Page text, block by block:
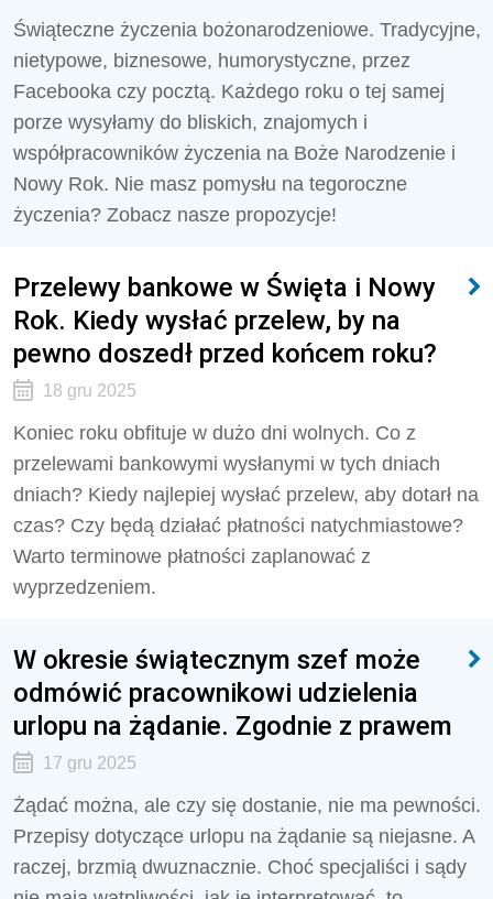
Świąteczne życzenia bożonarodzeniowe. Tradycyjne,
nietypowe, biznesowe, humorystyczne, przez
Facebooka czy pocztą. Każdego roku o tej samej
porze wysyłamy do bliskich, znajomych i
współpracowników życzenia na Boże Narodzenie i
Nowy Rok. Nie masz pomysłu na tegoroczne
życzenia? Zobacz nasze propozycje!
Przelewy bankowe w Święta i Nowy
Rok. Kiedy wysłać przelew, by na
pewno doszedł przed końcem roku?
18 gru 2025
Koniec roku obfituje w dużo dni wolnych. Co z
przelewami bankowymi wysłanymi w tych dniach
dniach? Kiedy najlepiej wysłać przelew, aby dotarł na
czas? Czy będą działać płatności natychmiastowe?
Warto terminowe płatności zaplanować z
wyprzedzeniem.
W okresie świątecznym szef może
odmówić pracownikowi udzielenia
urlopu na żądanie. Zgodnie z prawem
17 gru 2025
Żądać można, ale czy się dostanie, nie ma pewności.
Przepisy dotyczące urlopu na żądanie są niejasne. A
raczej, brzmią dwuznacznie. Choć specjaliści i sądy